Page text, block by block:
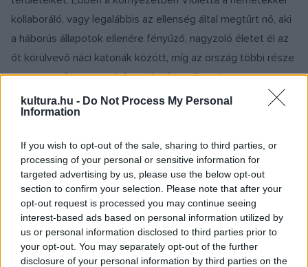
kultura.hu - Do Not Process My Personal
Information
If you wish to opt-out of the sale, sharing to third parties, or
processing of your personal or sensitive information for
targeted advertising by us, please use the below opt-out
section to confirm your selection. Please note that after your
opt-out request is processed you may continue seeing
interest-based ads based on personal information utilized by
us or personal information disclosed to third parties prior to
your opt-out. You may separately opt-out of the further
disclosure of your personal information by third parties on the
kollaboráló, vagy legalábbis az ellenség által megtűrt nő, aki
a háborús állapotok ellenére fényűző, nagyzoló életet él az
őt körülvevő náci katonák között, míg az ország többi része
nyomorog és szenved. A rendező amellett, hogy pontosan
követi Verdi művének történetét, igyekszik új lendületet
adni a produkciónak. A történelmi kontextus
a darab értelmezésére is kihat: az őszinte és önfeláldozó
szerelem megízlelését követően a kurtizán kevésbé
betegségben, mint inkább a szégyen és a megaláztatás
miatt ? a felszabadítók bosszújától szenvedve, lenyírt fejjel
? távozik az élők sorából. Az utolsó jelenetben a fanfárok
hangja a karnevál kegyetlenségét húzza alá.